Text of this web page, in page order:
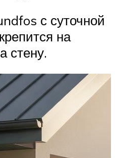
с суточной
на
стену.